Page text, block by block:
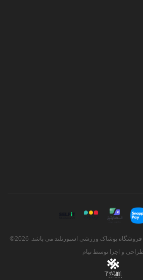
پوشاک ورزشی اسپورتلند می باشد. 2026©
و اجرا توسطتیام